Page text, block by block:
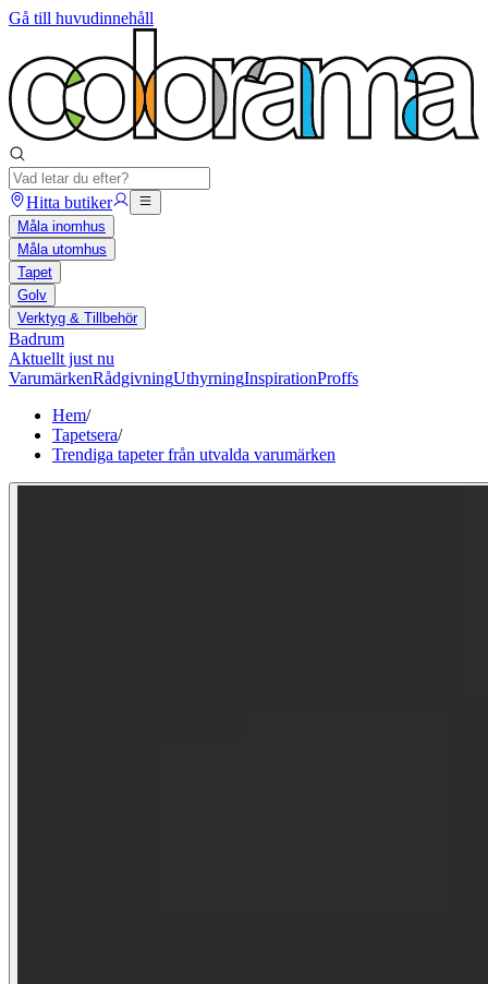
Gå till huvudinnehåll
Hitta butiker
Måla inomhus
Måla utomhus
Tapet
Golv
Verktyg & Tillbehör
Badrum
Aktuellt just nu
VarumärkenRådgivningUthyrningInspirationProffs
Hem/
Tapetsera/
Trendiga tapeter från utvalda varumärken